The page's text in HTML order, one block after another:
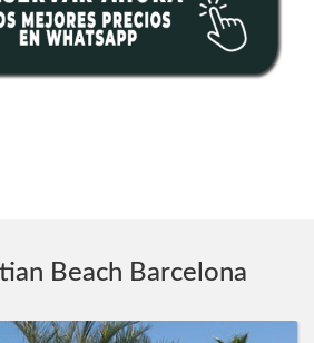
Beach Barcelona